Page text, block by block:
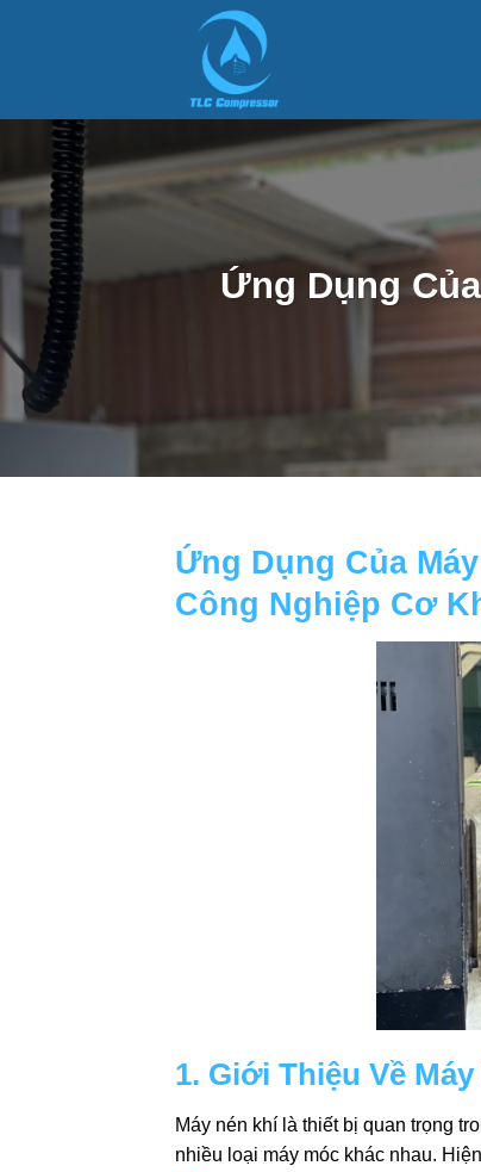
Ứng Dụng
Ứng Dụng Của
Công Nghiệp Cơ
1. Giới Thiệu Về
Máy nén khí là thiết bị quan trọng
nhiều loại máy móc khác nhau.